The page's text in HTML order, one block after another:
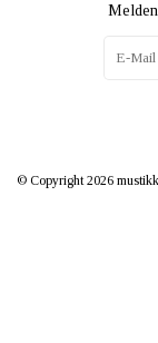
© Copyright 2026